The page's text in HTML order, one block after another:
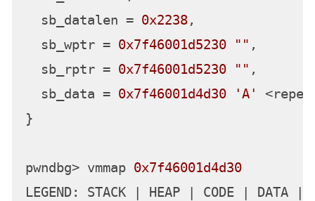
  sb_datalen =
0x2238,
  sb_wptr =
0x7f46001d5230 "" ,
  sb_rptr =
0x7f46001d5230 "" ,
  sb_data =
0x7f46001d4d30 'A'
}
pwndbg> vmmap 0x7f46001d4d30
LEGEND: STACK | HEAP | CODE | DATA |